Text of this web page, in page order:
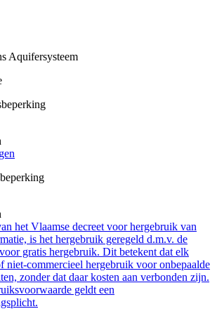
Aquifersysteem
het Vlaamse decreet voor hergebruik van
is het hergebruik geregeld d.m.v. de
gratis hergebruik. Dit betekent dat elk
niet-commercieel hergebruik voor onbepaalde
zonder dat daar kosten aan verbonden zijn.
geldt een